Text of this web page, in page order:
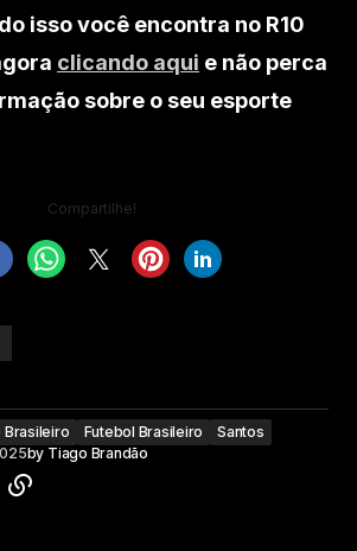
isso você encontra no R10
clicando aqui e não perca
sobre o seu esporte
Compartilhe!
Brasileiro Futebol Brasileiro
Santos
by Tiago Brandão